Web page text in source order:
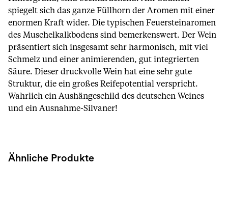
spiegelt sich das ganze Füllhorn der Aromen mit einer
enormen Kraft wider. Die typischen Feuersteinaromen
des Muschelkalkbodens sind bemerkenswert. Der Wein
präsentiert sich insgesamt sehr harmonisch, mit viel
Schmelz und einer animierenden, gut integrierten
Säure. Dieser druckvolle Wein hat eine sehr gute
Struktur, die ein großes Reifepotential verspricht.
Wahrlich ein Aushängeschild des deutschen Weines
und ein Ausnahme-Silvaner!
Ähnliche Produkte